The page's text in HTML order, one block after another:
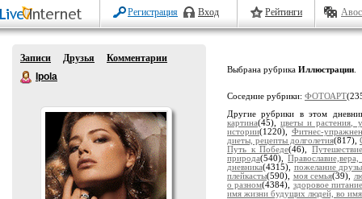
Регистрация Вход Рейтинги
Записи Друзья
Комментарии
Ipola
Выбрана рубрика Иллюстрации
Соседние рубрики: ФОТОАРТ
Другие рубрики в этом
картина(45),цветы и растения,
истории(1220), Фитнес-
диеты, рецепты долголетия(817),
Путь к Победе(46),
природа(540),
дневника(4315), пожелание
плейкасты(590), моя семья(39),
о разном(4384), здоровое
имя жизни будущих людей, во